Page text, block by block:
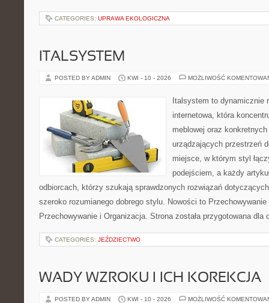
CATEGORIES: UPRAWA EKOLOGICZNA
ITALSYSTEM
POSTED BY ADMIN KWI - 10 - 2026 MOŻLIWOŚĆ
Italsystem to dynamicznie
internetowa, która
meblowej oraz
urządzających przestrzeń
miejsce, w którym styl
podejściem, a każdy
odbiorcach, którzy szukają sprawdzonych rozwiązań
szeroko rozumianego dobrego stylu. Nowości to
Przechowywanie i Organizacja. Strona została przygotowana
CATEGORIES: JEŹDZIECTWO
WADY WZROKU I ICH KOREKCJA
POSTED BY ADMIN KWI - 10 - 2026 MOŻLIWOŚĆ